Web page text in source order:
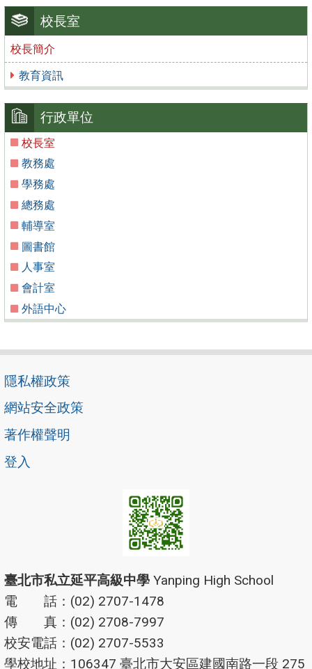
校長室
校長簡介
教育資訊
行政單位
校長室
教務處
學務處
總務處
輔導室
圖書館
人事室
會計室
外語中心
隱私權政策
網站安全政策
著作權聲明
登入
臺北市私立延平高級中學 Yanping High School
電 話：(02) 2707-1478
傳 真：(02) 2708-7997
校安電話：(02) 2707-5533
學校地址：106347 臺北市大安區建國南路一段 275